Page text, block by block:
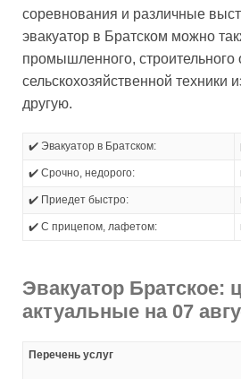
соревнования и различные
эвакуатор в Братском можно
промышленного, строительного
сельскохозяйственной техники
другую.
✔️ Эвакуатор в Братском:
✔️ Срочно, недорого:
✔️ Приедет быстро:
✔️ С прицепом, лафетом:
Эвакуатор Братское:
актуальные на 07
Перечень услуг